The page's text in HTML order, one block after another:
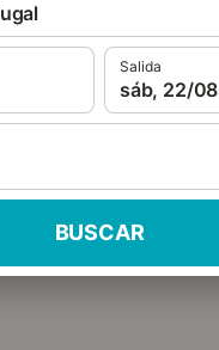
Salida
sáb, 22/08
BUSCAR